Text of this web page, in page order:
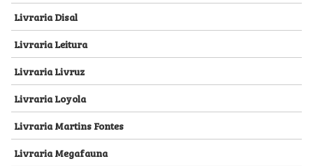
Livraria Disal
Livraria Leitura
Livraria Livruz
Livraria Loyola
Livraria Martins Fontes
Livraria Megafauna